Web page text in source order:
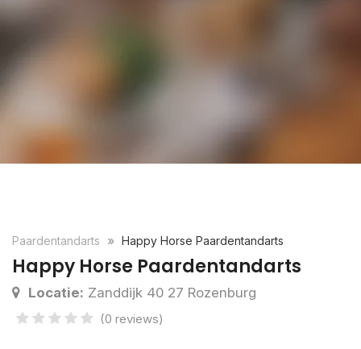
Paardentandarts Happy Horse Paardentandarts
Happy Horse Paardentandarts
Locatie: Zanddijk 40 27 Rozenburg
(0 reviews)